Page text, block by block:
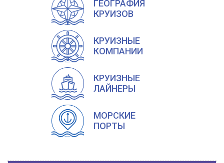
ГЕОГРАФИЯ
КРУИЗОВ
КРУИЗНЫЕ
КОМПАНИИ
КРУИЗНЫЕ
ЛАЙНЕРЫ
МОРСКИЕ
ПОРТЫ